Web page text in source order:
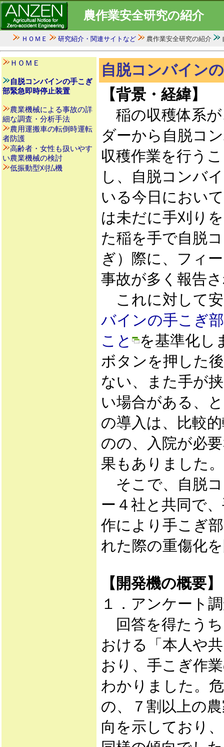
農作業安全研究の紹介
ＨＯＭＥ 研究紹介・関連サイトなど 農作業安全研究の紹介
ＨＯＭＥ
自脱コンバインの手こぎ
部緊急即時停止装置
農業機械による事故の詳
細な調査・分析手法
農用運搬車の転倒時運転
者防護
高齢者・女性も扱いやす
い農業機械の検討
低振動型刈払機
自脱コンバイン
【背景・経緯】
稲の収穫体系が
ダーから自脱コ
収穫作業を行う
し、自脱コンバ
いる今日におい
は未だに手刈り
た稲を手で自脱
ぎ）際に、フィ
事故が多く報告
これに対して安
バインの手こぎ
こと
を基準化し
ボタンを押した
ない、また手が
い場合がある、
の導入は、比較
のの、入院が必
果もありました。
そこで、自脱
ー４社と共同で
作により手こぎ
れた際の重傷化
【開発機の概要】
１．アンケート
回答を得たうち
おける「本人や
おり、手こぎ作
わかりました。
の、７割以上の
向を示しており